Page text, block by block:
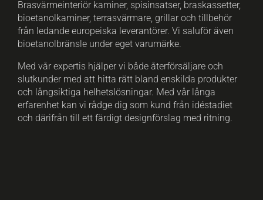
Brasvärmeinteriör kaminer, spisinsatser, braskassetter,
bioetanolkaminer, terrasvärmare, grillar och tillbehör
från ledande europeiska leverantörer. Vi saluför även
bioetanolbränsle under eget varumärke.
Med vår expertis hjälper vi både återförsäljare och
slutkunder med att hitta rätt bland enskilda produkter
och långsiktiga helhetslösningar. Med vår långa
erfarenhet kan vi rådge dig som kund från idéstadiet
och därifrån till ett färdigt designförslag med ritning.